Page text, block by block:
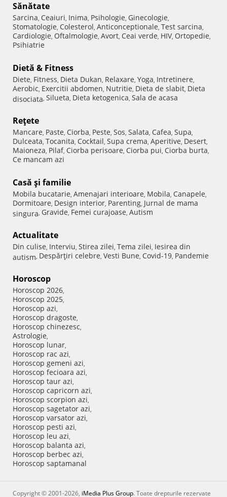
Sănătate
Sarcina, Ceaiuri, Inima, Psihologie, Ginecologie,
Stomatologie, Colesterol, Anticonceptionale, Test sarcina,
Cardiologie, Oftalmologie, Avort, Ceai verde, HIV, Ortopedie,
Psihiatrie
Dietă & Fitness
Diete, Fitness, Dieta Dukan, Relaxare, Yoga, Intretinere,
Aerobic, Exercitii abdomen, Nutritie, Dieta de slabit, Dieta
disociata, Silueta, Dieta ketogenica, Sala de acasa
Reţete
Mancare, Paste, Ciorba, Peste, Sos, Salata, Cafea, Supa,
Dulceata, Tocanita, Cocktail, Supa crema, Aperitive, Desert,
Maioneza, Pilaf, Ciorba perisoare, Ciorba pui, Ciorba burta,
Ce mancam azi
Casă şi familie
Mobila bucatarie, Amenajari interioare, Mobila, Canapele,
Dormitoare, Design interior, Parenting, Jurnal de mama
singura, Gravide, Femei curajoase, Autism
Actualitate
Din culise, Interviu, Stirea zilei, Tema zilei, Iesirea din
autism, Despărţiri celebre, Vesti Bune, Covid-19, Pandemie
Horoscop
Horoscop 2026,
Horoscop 2025,
Horoscop azi,
Horoscop dragoste,
Horoscop chinezesc,
Astrologie,
Horoscop lunar,
Horoscop rac azi,
Horoscop gemeni azi,
Horoscop fecioara azi,
Horoscop taur azi,
Horoscop capricorn azi,
Horoscop scorpion azi,
Horoscop sagetator azi,
Horoscop varsator azi,
Horoscop pesti azi,
Horoscop leu azi,
Horoscop balanta azi,
Horoscop berbec azi,
Horoscop saptamanal
Copyright © 2001-2026, iMedia Plus Group. Toate drepturile rezervate